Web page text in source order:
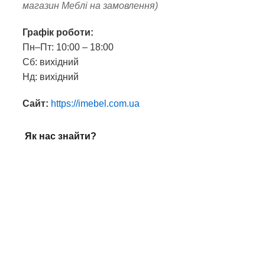
магазин Меблі на замовлення)
Графік роботи:
Пн–Пт: 10:00 – 18:00
Сб: вихідний
Нд: вихідний
Сайт: https://imebel.com.ua
️ Як нас знайти?